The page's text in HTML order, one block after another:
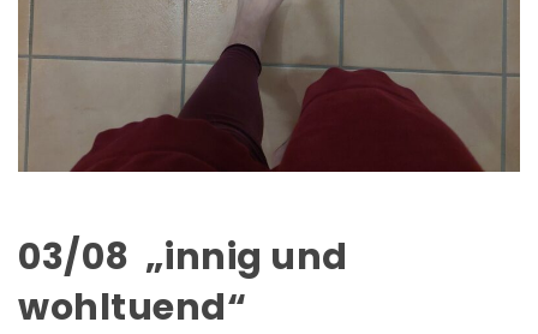
03/08 „innig und
wohltuend“